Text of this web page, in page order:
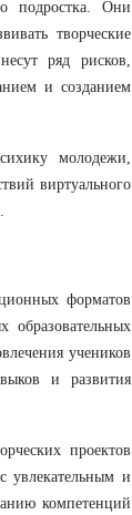
подростка. Они
творческие
ряд рисков,
и созданием
молодежи,
виртуального
форматов
образовательных
учеников
и развития
проектов
увлекательным и
компетенций